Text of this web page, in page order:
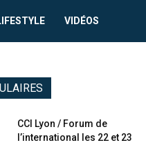
VIDÉOS
CCI Lyon / Forum de
l’international les 22 et 23